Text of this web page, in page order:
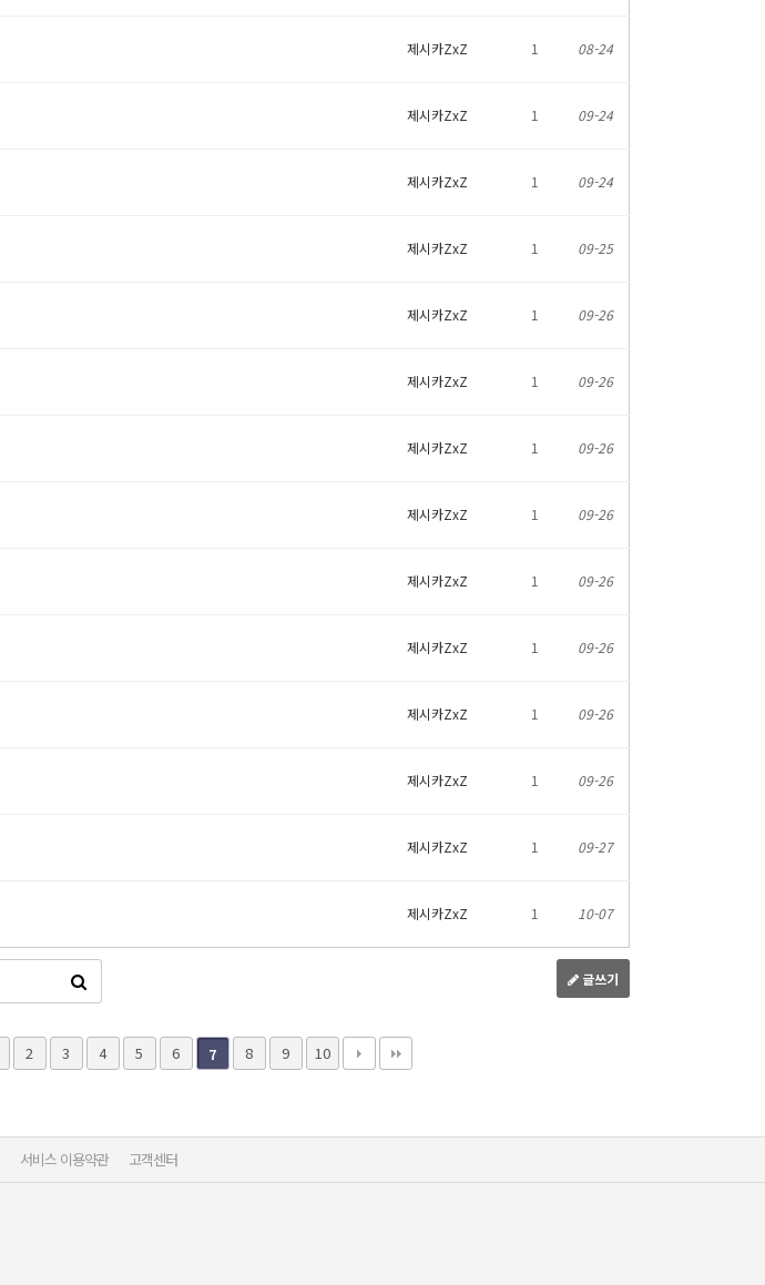
제시카ZxZ 1 08-24
제시카ZxZ 1 09-24
제시카ZxZ 1 09-24
제시카ZxZ 1 09-25
제시카ZxZ 1 09-26
제시카ZxZ 1 09-26
제시카ZxZ 1 09-26
제시카ZxZ 1 09-26
제시카ZxZ 1 09-26
제시카ZxZ 1 09-26
제시카ZxZ 1 09-26
제시카ZxZ 1 09-26
제시카ZxZ 1 09-27
제시카ZxZ 1 10-07
글쓰기
2 3 4 5 6 7 8 9 10
서비스 이용약관 고객센터